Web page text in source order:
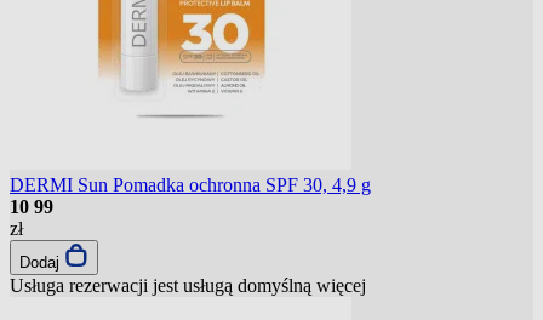
DERMI Sun Pomadka ochronna SPF 30, 4,9 g
10 99
zł
Dodaj
Usługa rezerwacji jest usługą domyślną więcej